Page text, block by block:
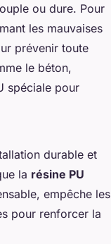
ou dure. Pour
les mauvaises
prévenir toute
le béton,
spéciale pour
durable et
la résine PU
empêche les
pour renforcer la